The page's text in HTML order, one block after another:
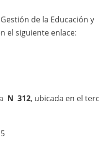
de la Educación y
el siguiente enlace:
N 312, ubicada en el